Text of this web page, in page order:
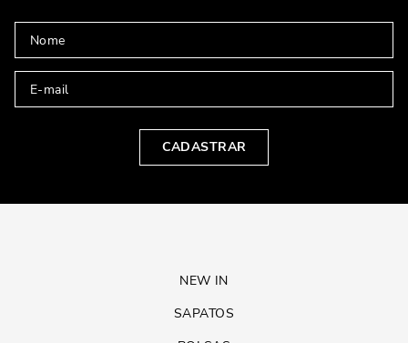
CADASTRAR
NEW IN
SAPATOS